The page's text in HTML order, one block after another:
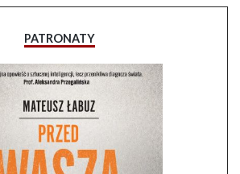
PATRONATY